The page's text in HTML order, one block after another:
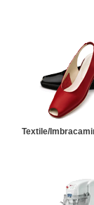
Textile/